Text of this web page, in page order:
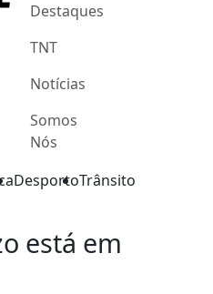
Destaques
TNT
Notícias
Somos
Nós
DesportoTrânsito
está em